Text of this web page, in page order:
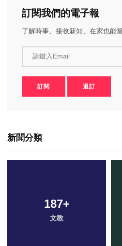
訂閱我們的電子報
了解時事、接收新知、在家也能
請鍵入Email
訂閱 退訂
新聞分類
187+
文教